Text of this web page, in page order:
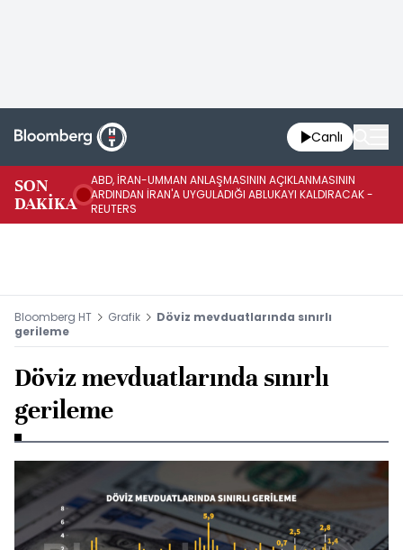
Canlı
SON
DAKİKA
ABD, İRAN-UMMAN ANLAŞMASININ AÇIKLANMASININ
ARDINDAN İRAN'A UYGULADIĞI ABLUKAYI KALDIRACAK -
REUTERS
Bloomberg HT Grafik
Döviz mevduatlarında sınırlı
gerileme
Döviz mevduatlarında sınırlı
gerileme